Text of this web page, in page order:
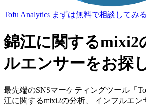
Tofu Analytics まずは無料で相談してみる
錦江に関するmixi2
ルエンサーをお探
最先端のSNSマーケティングツール「
江に関するmixi2の分析、 インフルエン